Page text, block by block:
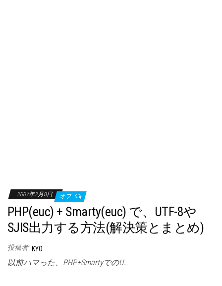
2007年2月8日 オフ
PHP(euc) + Smarty(euc) で、UTF-8や
SJIS出力する方法(解決策とまとめ)
投稿者: KYO
以前ハマった、PHP+SmartyでのU…